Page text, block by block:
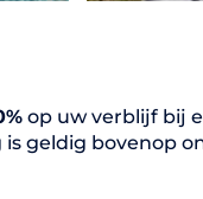
op uw verblijf bij
geldig bovenop